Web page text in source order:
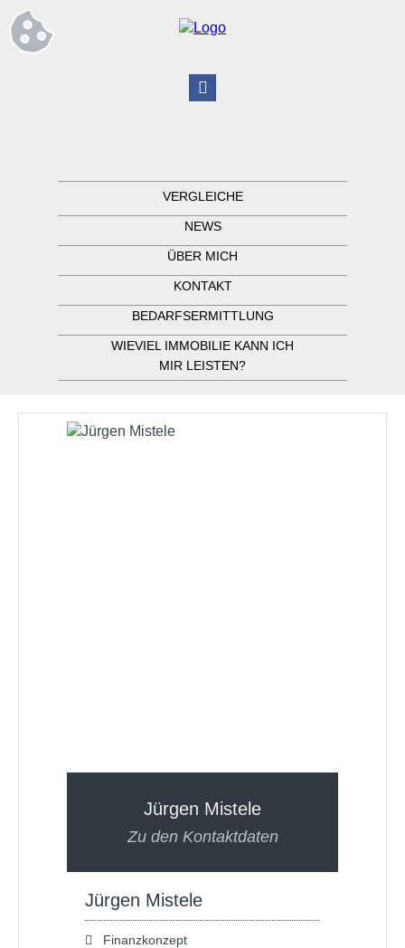
VERGLEICHE
NEWS
ÜBER MICH
KONTAKT
BEDARFSERMITTLUNG
WIEVIEL IMMOBILIE KANN ICH
MIR LEISTEN?
Jürgen Mistele
Zu den Kontaktdaten
Jürgen Mistele
Finanzkonzept